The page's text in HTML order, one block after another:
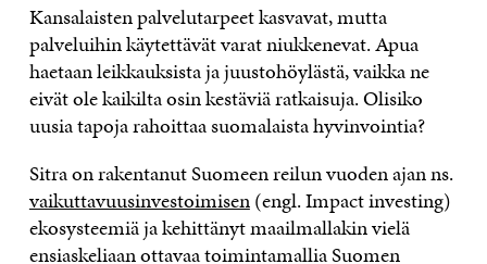
Kansalaisten palvelutarpeet kasvavat, mutta
palveluihin käytettävät varat niukkenevat. Apua
haetaan leikkauksista ja juustohöylästä, vaikka ne
eivät ole kaikilta osin kestäviä ratkaisuja. Olisiko
uusia tapoja rahoittaa suomalaista hyvinvointia?
Sitra on rakentanut Suomeen reilun vuoden ajan ns.
vaikuttavuusinvestoimisen(engl. Impact investing)
ekosysteemiä ja kehittänyt maailmallakin vielä
ensiaskeliaan ottavaa toimintamallia Suomen